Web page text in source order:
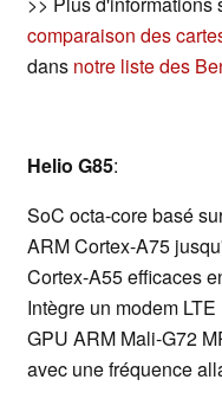
comparaison des
dans notre liste des
Helio G85:
SoC octa-core basé
ARM Cortex-A75
Cortex-A55 efficaces
Intègre un modem
GPU ARM Mali-G72
avec une fréquence